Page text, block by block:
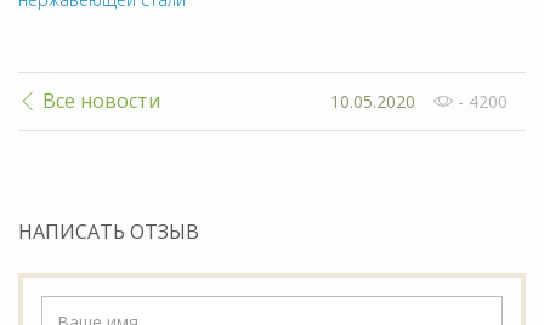
Все новости 10.05.2020 - 4200
НАПИСАТЬ ОТЗЫВ